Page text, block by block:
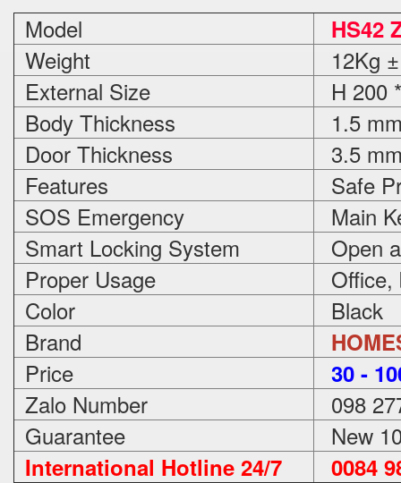
Model HS42
Weight
12Kg
External Size
H 200
Body Thickness
1.5
Door Thickness
3.5
Features
Safe
SOS Emergency
Main
Smart Locking System
Open
Proper Usage
Office,
Color
Black
Brand
Price 30 -
Zalo Number
098
Guarantee
New
International Hotline 24/7 0084